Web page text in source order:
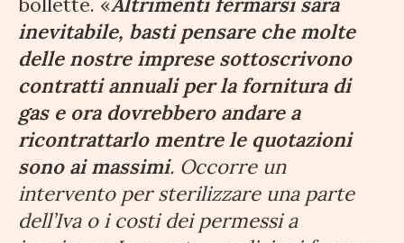
inevitabile, basti pensare che molte
delle nostre imprese sottoscrivono
contratti annuali per la fornitura di
gas e ora dovrebbero andare a
ricontrattarlo mentre le quotazioni
sono ai massimi. Occorre un
intervento per sterilizzare una parte
dell’Iva o i costi dei permessi a